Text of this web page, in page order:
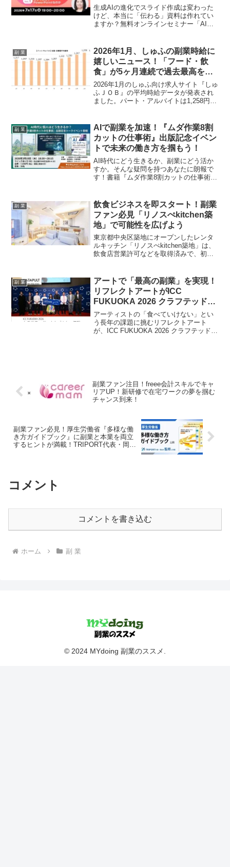
スターしよう！
生成AIの進化でスライド作成は変わった
けど、本当に「伝わる」資料は作れてい
ますか？無料オンラインセミナー「AI時
で、あなたの「パワポ推し活」をもっと
充実させちゃいましょう！
副 業
2026年1月、しゅふの副業時給に
嬉しいニュース！「フード・飲
食」が5ヶ月連続で過去最高を更
新！
2026年1月のしゅふ向け求人サイト『しゅ
ふＪＯＢ』の平均時給データが発表され
ました。パート・アルバイトは1,258円、
給を記録！副業を検討中のしゅふファン
にとって、見逃せないトレンドを深掘り
します。
副 業
AIで副業を加速！『ムダ作業8割
カットの仕事術』出版記念イベン
トで未来の働き方を掴もう！
AI時代にどう生きるか、副業にどう活か
すか。そんな疑問を持つあなたに朗報で
す！書籍『ムダ作業8割カットの仕事術』
秘訣を学べるチャンスを見逃さないでく
ださい！
副 業
飲食ビジネスを即スタート！副業
ファン必見「リノスぺkitchen築
地」で可能性を広げよう
東京都中央区築地にオープンしたレンタ
ルキッチン「リノスぺkitchen築地」は、
飲食店営業許可などを取得済みで、初期
店からお菓子のEC販売、料理教室、動画
撮影まで、幅広い用途で利用でき、あな
たのビジネスの可能性を大きく広げま
す。
副 業
アートで「最高の副業」を実現！
リフレクトアートがICC
FUKUOKA 2026 クラフテッド・
カタパルトで堂々優勝！
アーティストの「食べていけない」とい
う長年の課題に挑むリフレクトアート
が、ICC FUKUOKA 2026 クラフテッド・
える多くの人々に希望をもたらすでしょ
う。
副業ファン注目！freee会計スキルでキャ
リアUP！新研修で在宅ワークの夢を掴む
チャンス到来！
副業ファン必見！厚生労働省『多様な働
き方ガイドブック』に副業と本業を両立
するヒントが満載！TRIPORT代表・岡本
コメント
コメントを書き込む
ホーム 副 業
© 2024 MYdoing 副業のススメ.